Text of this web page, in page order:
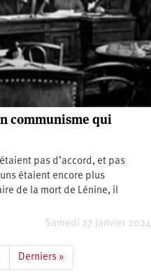
communisme qui
pas d’accord, et pas
étaient encore plus
de la mort de Lénine, il
Samedi 27 janvier 2024
Dernière
page
Derniers »